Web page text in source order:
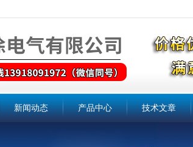
新闻动态 产品中心 技术文章